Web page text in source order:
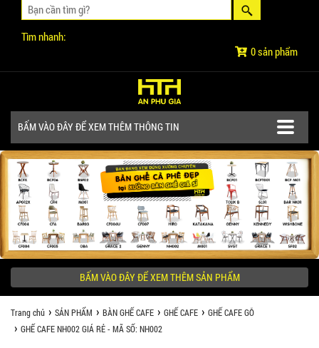
Tìm nhanh:
0 sản phẩm
BẤM VÀO ĐÂY ĐỂ XEM THÊM THÔNG TIN
SẢN PHẨM
CÔNG TRÌNH
KHÁCH HÀNG NÊN BIẾT
BẤM VÀO ĐÂY ĐỂ XEM THÊM SẢN PHẨM
Trang chủ SẢN PHẨM BÀN GHẾ CAFE GHẾ CAFE
GHẾ CAFE GỖ
GHẾ CAFE NH002 GIÁ RẺ - MÃ SỐ: NH002